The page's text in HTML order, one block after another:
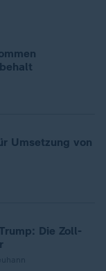
Umsetzung von
Die Zoll-